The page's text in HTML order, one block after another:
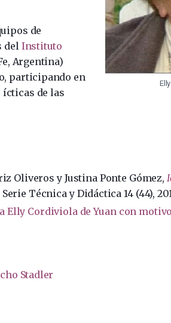
de
del Instituto
Argentina)
participando en
de las
Oliveros y Justina Ponte Gómez,
Técnica y Didáctica 14 (44),
Elly Cordiviola de Yuan con
Stadler